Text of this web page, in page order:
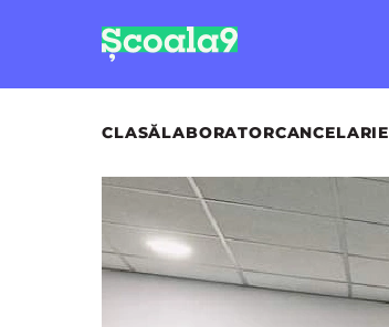
CLASĂLABORATORCANCELARIE